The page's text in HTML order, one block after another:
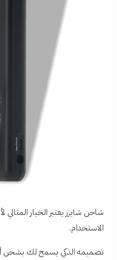
شاحن شايزر يعتبر الخيار المثالي
الاستخدام.
تصميمه الذكي يسمح لك بشحن